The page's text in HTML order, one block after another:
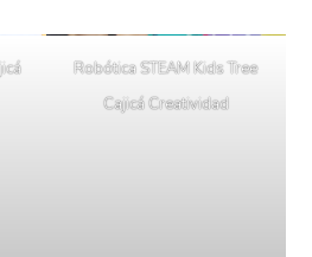
Robótica STEAM Kids Tree
Cajicá Creatividad